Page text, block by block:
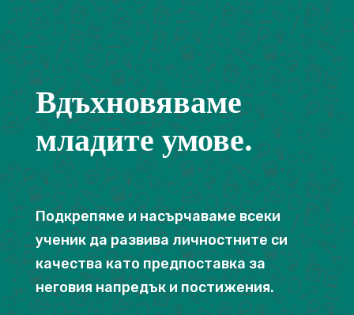
Вдъхновяваме
младите умове.
Подкрепяме и насърчаваме всеки
ученик да развива личностните си
качества като предпоставка за
неговия напредък и постижения.